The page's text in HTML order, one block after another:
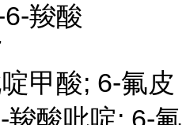
羧酸
甲酸; 6-氟皮
羧酸吡啶; 6-氟